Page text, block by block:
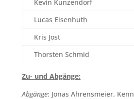
Kevin Kunzendorf
Lucas Eisenhuth
Kris Jost
Thorsten Schmid
Zu- und Abgänge:
Abgänge: Jonas Ahrensmeier,